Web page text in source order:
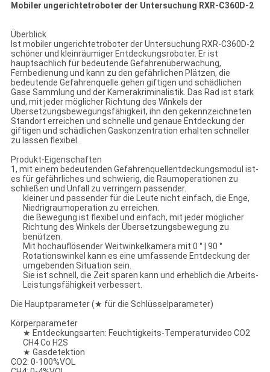
Mobiler ungerichtetroboter der Untersuchung RXR-C360D-2
Überblick
Ist mobiler ungerichtetroboter der Untersuchung RXR-C360D-2
schöner und kleinräumiger Entdeckungsroboter. Er ist
hauptsächlich für bedeutende Gefahrenüberwachung,
Fernbedienung und kann zu den gefährlichen Plätzen, die
bedeutende Gefahrenquelle gehen giftigen und schädlichen
Gase Sammlung und der Kamerakriminalistik. Das Rad ist stark
und, mit jeder möglicher Richtung des Winkels der
Übersetzungsbewegungsfähigkeit, ihn den gekennzeichneten
Standort erreichen und schnelle und genaue Entdeckung der
giftigen und schädlichen Gaskonzentration erhalten schneller
zu lassen flexibel.
Produkt-Eigenschaften
1, mit einem bedeutenden Gefahrenquellentdeckungsmodul ist-
es für gefährliches und schwierig, die Raumoperationen zu
schließen und Unfall zu verringern passender.
kleiner und passender für die Leute nicht einfach, die Enge,
Niedrigraumoperation zu erreichen.
die Bewegung ist flexibel und einfach, mit jeder möglicher
Richtung des Winkels der Übersetzungsbewegung zu
benützen.
Mit hochauflösender Weitwinkelkamera mit 0 ° | 90 °
Rotationswinkel kann es eine umfassende Entdeckung der
umgebenden Situation sein.
Sie ist schnell, die Zeit sparen kann und erheblich die Arbeits-
Leistungsfähigkeit verbessert.
Die Hauptparameter (★ für die Schlüsselparameter)
Körperparameter
★ Entdeckungsarten: Feuchtigkeits-Temperaturvideo CO2
CH4 Co H2S
★ Gasdetektion
CO2: 0-100%VOL